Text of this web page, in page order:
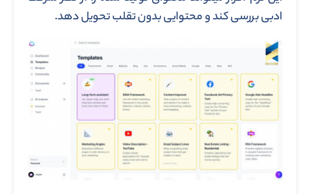
ادبی بررسی کند و محتوایی بدون تقلب تحویل دهد.